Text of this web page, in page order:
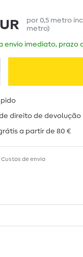
por 0,5 metro
metro)
envio imediato, prazo
direito de devolução
a partir de 80 €
Custos de envio